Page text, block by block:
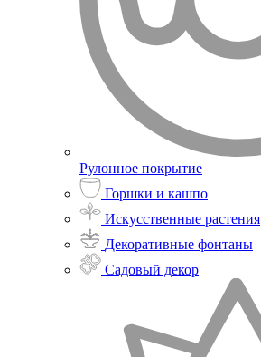
Рулонное покрытие
Горшки и кашпо
Искусственные растения
Декоративные фонтаны
Садовый декор